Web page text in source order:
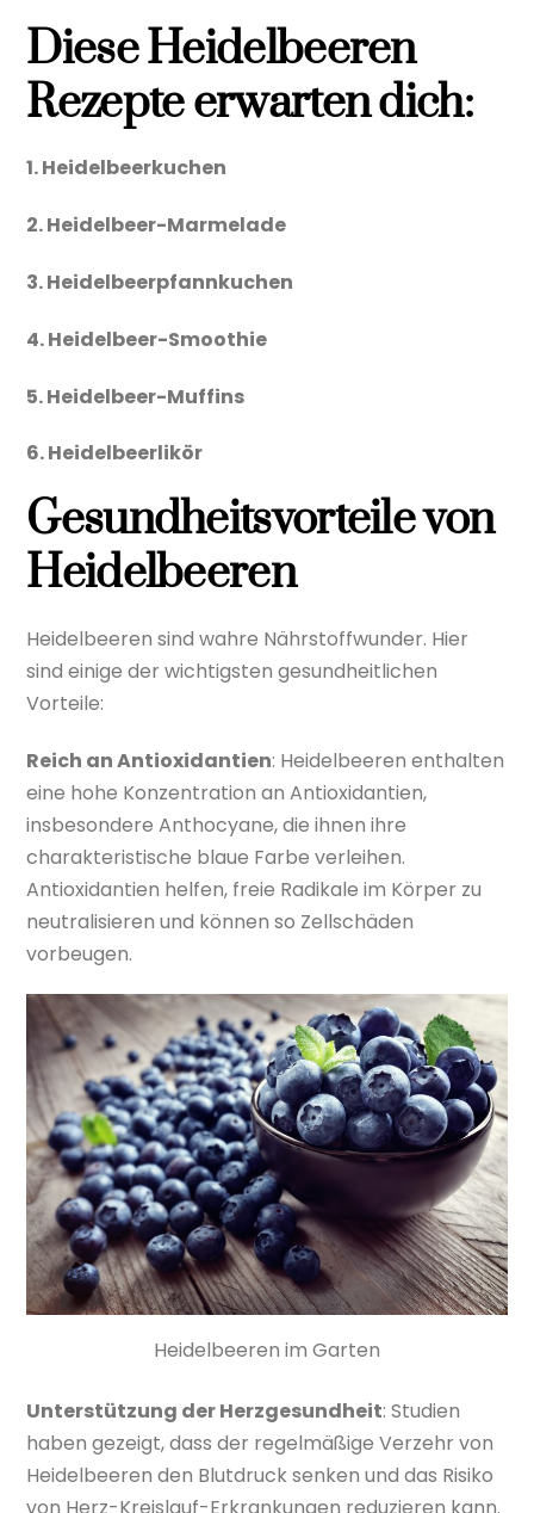
Diese Heidelbeeren
Rezepte erwarten dich:
1. Heidelbeerkuchen
2. Heidelbeer-Marmelade
3. Heidelbeerpfannkuchen
4. Heidelbeer-Smoothie
5. Heidelbeer-Muffins
6. Heidelbeerlikör
Gesundheitsvorteile von
Heidelbeeren
Heidelbeeren sind wahre Nährstoffwunder. Hier
sind einige der wichtigsten gesundheitlichen
Vorteile:
Reich an Antioxidantien: Heidelbeeren enthalten
eine hohe Konzentration an Antioxidantien,
insbesondere Anthocyane, die ihnen ihre
charakteristische blaue Farbe verleihen.
Antioxidantien helfen, freie Radikale im Körper zu
neutralisieren und können so Zellschäden
vorbeugen.
Heidelbeeren im Garten
Unterstützung der Herzgesundheit: Studien
haben gezeigt, dass der regelmäßige Verzehr von
Heidelbeeren den Blutdruck senken und das Risiko